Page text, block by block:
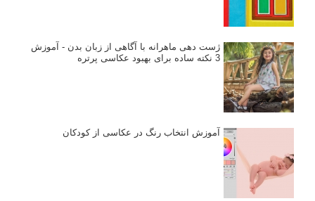
ژست دهی ماهرانه با آگاهی از زبان بدن - آموزش
3 نکته ساده برای بهبود عکاسی پرتره
آموزش انتخاب رنگ در عکاسی از کودکان